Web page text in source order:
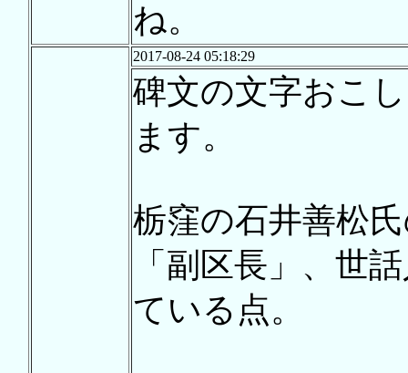
ね。
2017-08-24 05:18:29
碑文の文字おこ
ます。
栃窪の石井善松
「副区長」、世
ている点。